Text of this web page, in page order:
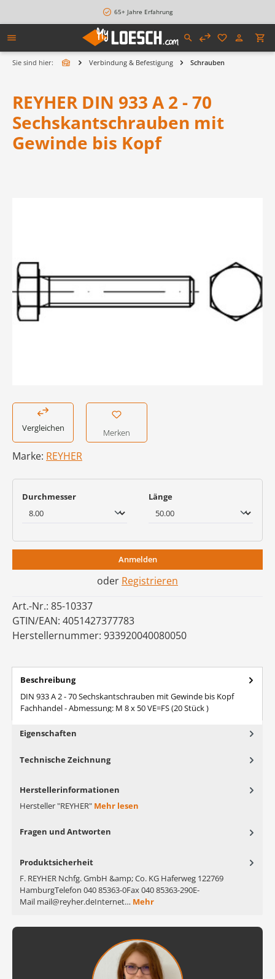
65+ Jahre Erfahrung
Sie sind hier: Verbindung & Befestigung Schrauben
REYHER DIN 933 A 2 - 70
Sechskantschrauben mit
Gewinde bis Kopf
Vergleichen Merken
Marke: REYHER
Durchmesserauswählen Längeauswählen
Anmelden
oder Registrieren
Art.-Nr.: 85-10337
GTIN/EAN: 4051427377783
Herstellernummer: 933920040080050
Beschreibung
DIN 933 A 2 - 70 Sechskantschrauben mit Gewinde bis Kopf
Fachhandel - Abmessung: M 8 x 50 VE=FS (20 Stück )
Eigenschaften
Technische Zeichnung
Herstellerinformationen
Hersteller "REYHER" Mehr lesen
Fragen und Antworten
Produktsicherheit
F. REYHER Nchfg. GmbH &amp; Co. KG Haferweg 122769
HamburgTelefon 040 85363-0Fax 040 85363-290E-
Mail mail@reyher.deInternet… Mehr